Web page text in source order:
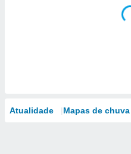
Atualidade Mapas de chuva